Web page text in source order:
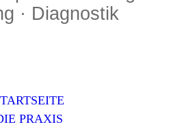
· Diagnostik
PRAXIS